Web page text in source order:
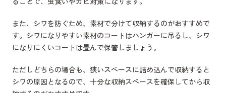
また、シワを防ぐため、素材で分けて収納するのがおすすめで
す。シワになりやすい素材のコートはハンガーに吊るし、シワ
になりにくいコートは畳んで保管しましょう。
ただしどちらの場合も、狭いスペースに詰め込んで収納すると
シワの原因となるので、十分な収納スペースを確保してから収